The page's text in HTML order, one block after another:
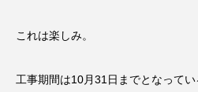
これは楽しみ。
工事期間は10月31日までとなって